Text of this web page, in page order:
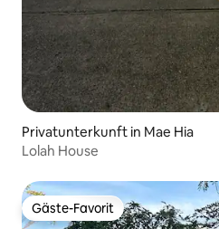
Privatunterkunft in Mae Hia
Lolah House
Gäste-Favorit
Gäste-Favorit